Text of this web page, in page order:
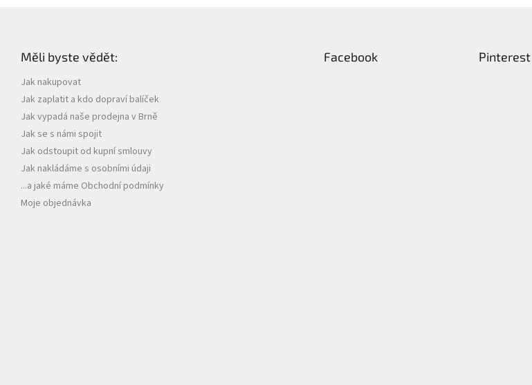
Měli byste vědět:
Jak nakupovat
Jak zaplatit a kdo dopraví balíček
Jak vypadá naše prodejna v Brně
Jak se s námi spojit
Jak odstoupit od kupní smlouvy
Jak nakládáme s osobními údaji
...a jaké máme Obchodní podmínky
Moje objednávka
Facebook Pinterest